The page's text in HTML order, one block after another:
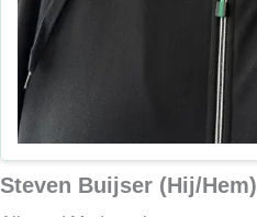
Steven Buijser (Hij/Hem)